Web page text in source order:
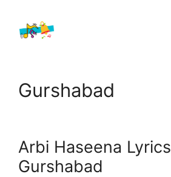
content
Gurshabad
Arbi Haseena Lyrics
Gurshabad